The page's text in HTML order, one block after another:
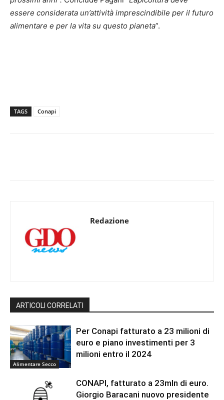
essere considerata un’attività imprescindibile per il futuro
alimentare e per la vita su questo pianeta”.
TAGS Conapi
Redazione
ARTICOLI CORRELATI
Alimentare Secco
Per Conapi fatturato a 23 milioni di
euro e piano investimenti per 3
milioni entro il 2024
CONAPI, fatturato a 23mln di euro.
Giorgio Baracani nuovo presidente